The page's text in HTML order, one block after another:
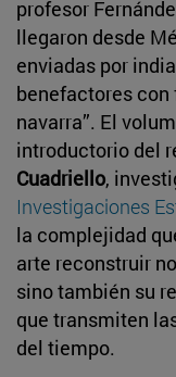
profesor
llegaron desde
enviadas por
benefactores
navarra”. El
introductorio del
Cuadriello,
Investigaciones
la complejidad
arte reconstruir
sino también su
que transmiten
del tiempo.